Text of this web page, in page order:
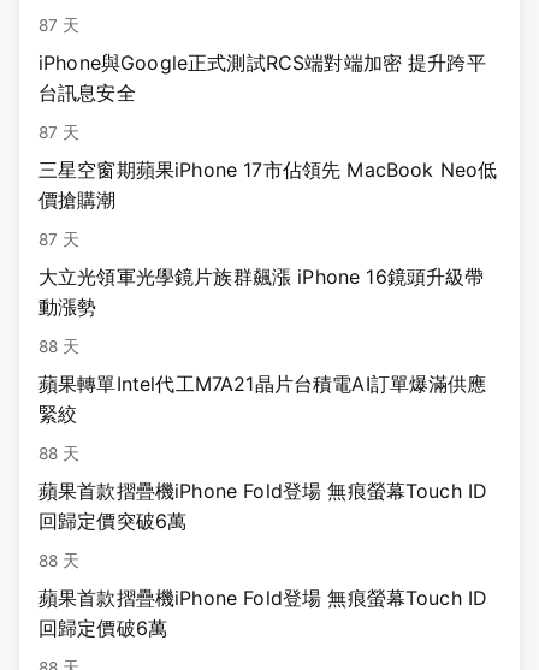
87 天
iPhone與Google正式測試RCS端對端加密 提升跨平
台訊息安全
87 天
三星空窗期蘋果iPhone 17市佔領先 MacBook Neo低
價搶購潮
87 天
大立光領軍光學鏡片族群飆漲 iPhone 16鏡頭升級帶
動漲勢
88 天
蘋果轉單Intel代工M7A21晶片台積電AI訂單爆滿供應
緊絞
88 天
蘋果首款摺疊機iPhone Fold登場 無痕螢幕Touch ID
回歸定價突破6萬
88 天
蘋果首款摺疊機iPhone Fold登場 無痕螢幕Touch ID
回歸定價破6萬